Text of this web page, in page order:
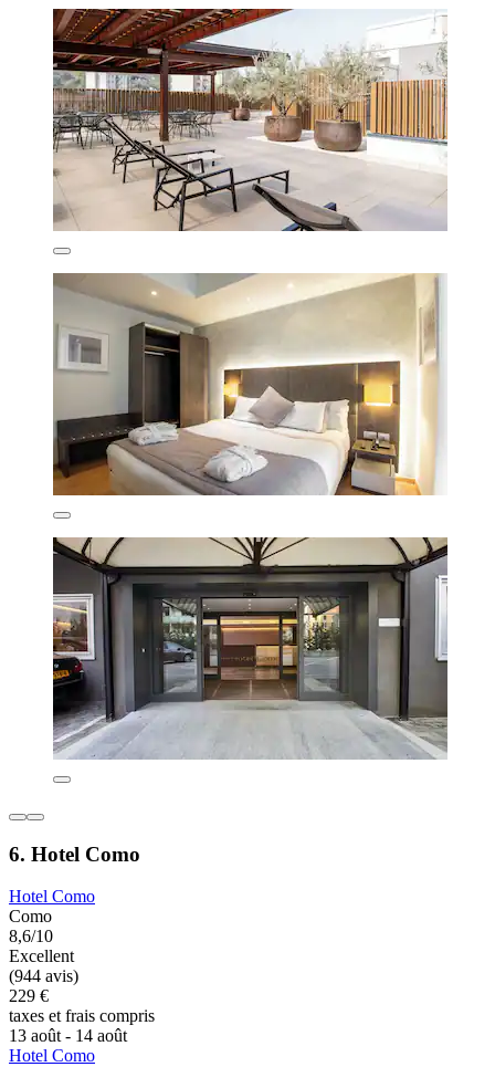
6. Hotel Como
Hotel Como
Como
8,6/10
Excellent
(944 avis)
229 €
taxes et frais compris
13 août - 14 août
Hotel Como